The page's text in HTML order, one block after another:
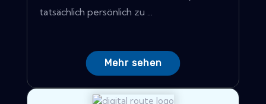
tatsächlich persönlich zu ...
Mehr sehen